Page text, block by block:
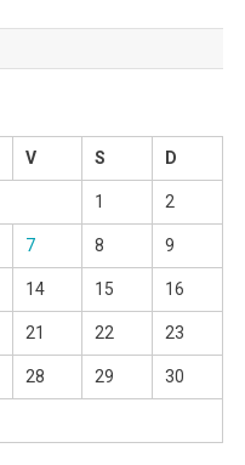
V S D
1 2
7 8 9
14 15 16
21 22 23
28 29 30